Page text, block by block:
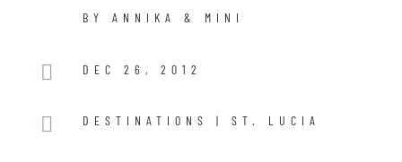
BY ANNIKA & MINI
 DEC 26, 2012
 DESTINATIONS | ST. LUCIA